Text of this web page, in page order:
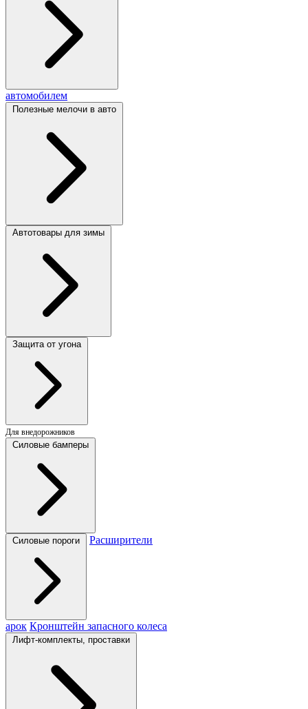
автомобилем
Полезные мелочи в авто
Автотовары для зимы
Защита от угона
Для внедорожников
Силовые бамперы
Силовые пороги Расширители
арок Кронштейн запасного колеса
Лифт-комплекты, проставки